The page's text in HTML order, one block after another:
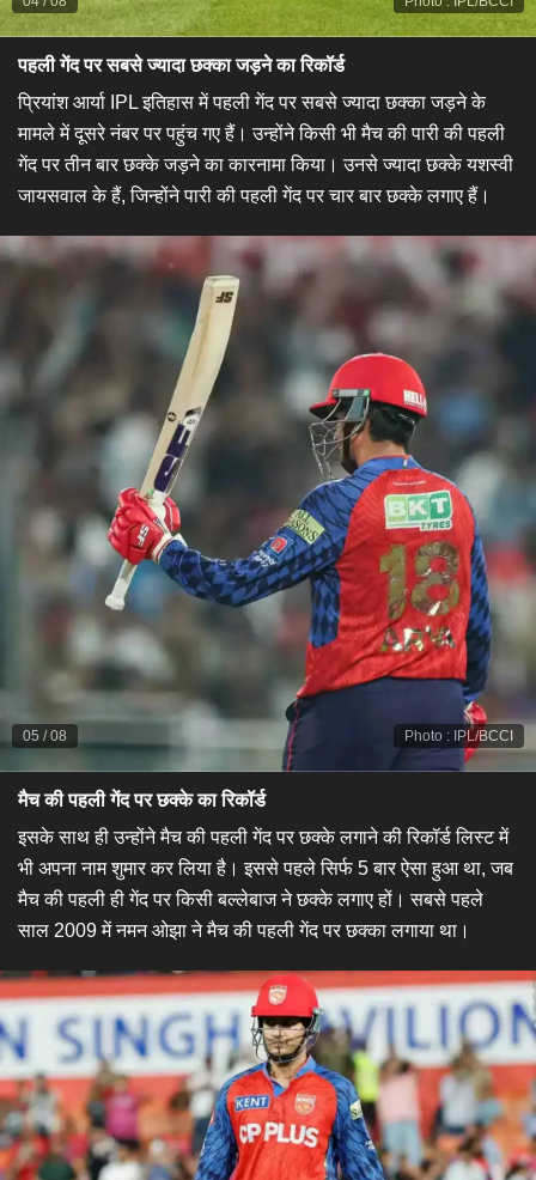
पहली गेंद पर सबसे ज्यादा छक्का जड़ने का रिकॉर्ड
प्रियांश आर्या IPL इतिहास में पहली गेंद पर सबसे ज्यादा छक्का जड़ने के
मामले में दूसरे नंबर पर पहुंच गए हैं। उन्होंने किसी भी मैच की पारी की पहली
गेंद पर तीन बार छक्के जड़ने का कारनामा किया। उनसे ज्यादा छक्के यशस्वी
जायसवाल के हैं, जिन्होंने पारी की पहली गेंद पर चार बार छक्के लगाए हैं।
Photo : IPL/BCCI
05 /08
मैच की पहली गेंद पर छक्के का रिकॉर्ड
इसके साथ ही उन्होंने मैच की पहली गेंद पर छक्के लगाने की रिकॉर्ड लिस्ट में
भी अपना नाम शुमार कर लिया है। इससे पहले सिर्फ 5 बार ऐसा हुआ था, जब
मैच की पहली ही गेंद पर किसी बल्लेबाज ने छक्के लगाए हों। सबसे पहले
साल 2009 में नमन ओझा ने मैच की पहली गेंद पर छक्का लगाया था।